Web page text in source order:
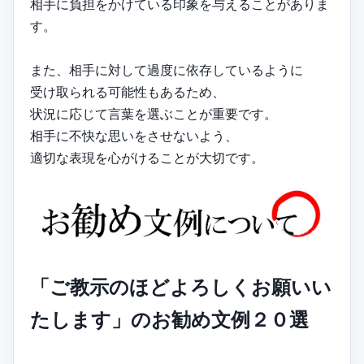
相手に負担をかけている印象を与えることがありま
す。
また、相手に対して過度に依存しているように
受け取られる可能性もあるため、
状況に応じて言葉を選ぶことが重要です。
相手に不快な思いをさせないよう、
適切な表現を心がけることが大切です。
「ご教示のほどよろしくお願いい
たします」のお勧め文例２０選